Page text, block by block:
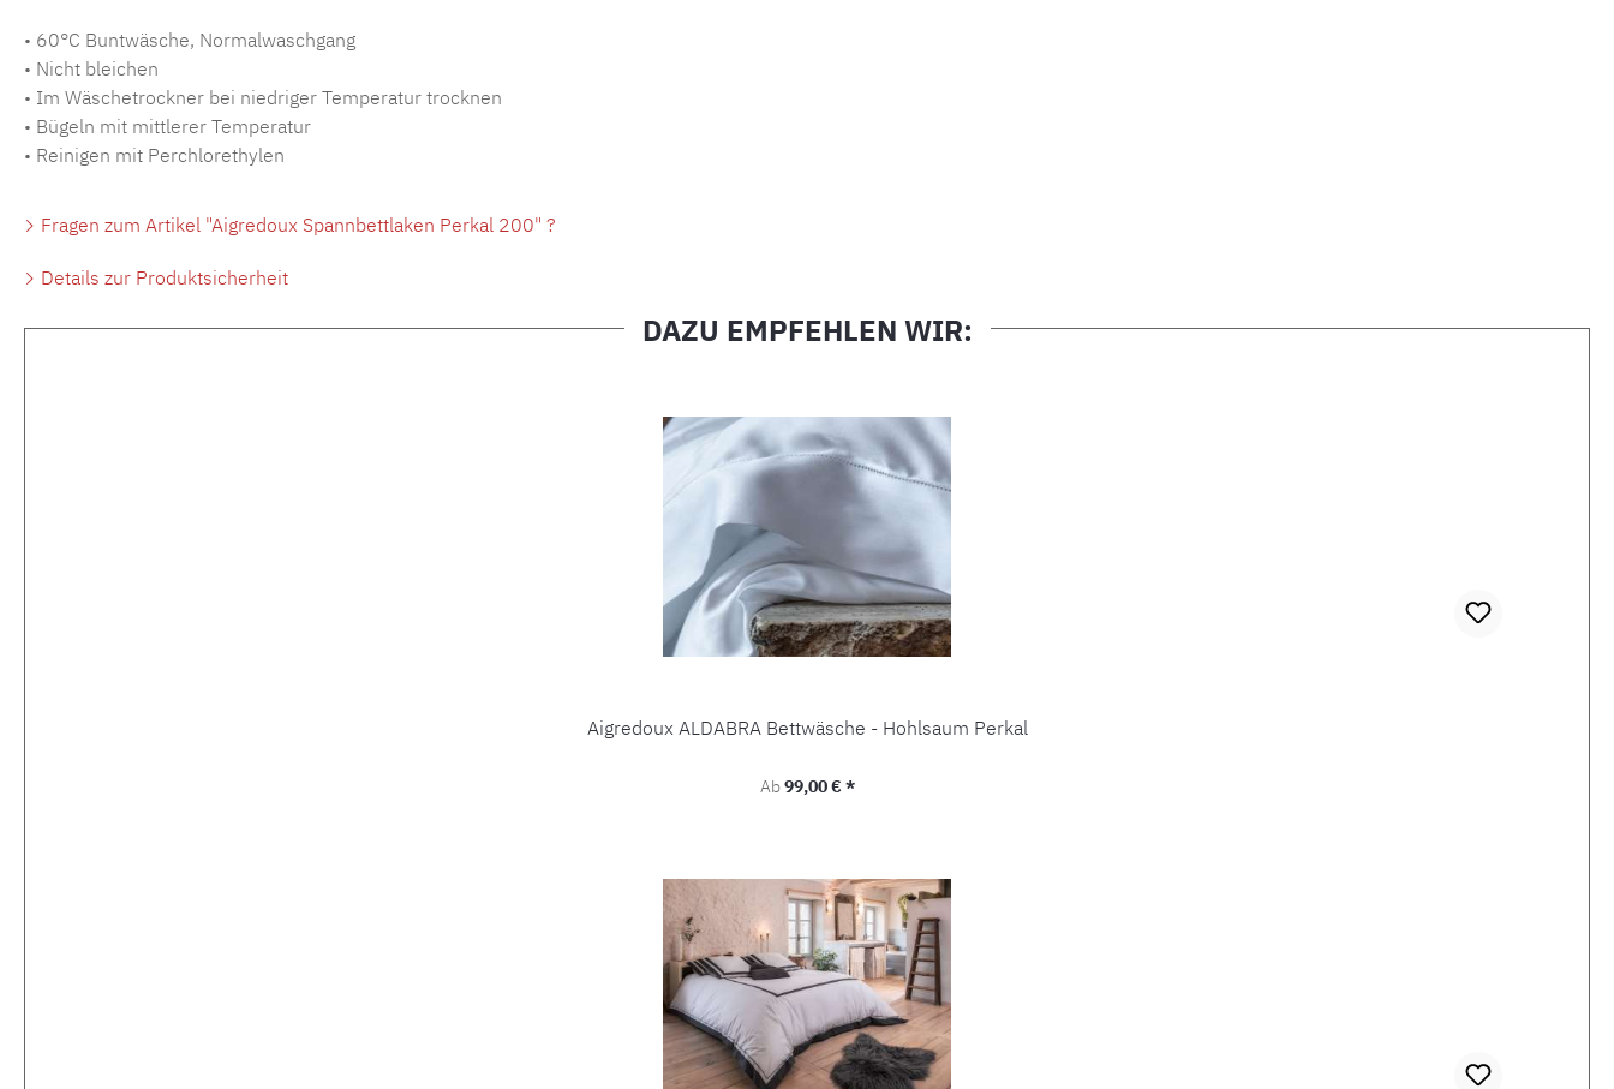
• 60°C Buntwäsche, Normalwaschgang
• Nicht bleichen
• Im Wäschetrockner bei niedriger Temperatur trocknen
• Bügeln mit mittlerer Temperatur
• Reinigen mit Perchlorethylen
Fragen zum Artikel "Aigredoux Spannbettlaken Perkal 200" ?
Details zur Produktsicherheit
DAZU EMPFEHLEN WIR:
Aigredoux ALDABRA Bettwäsche - Hohlsaum Perkal
Regulärer Preis:
Ab99,00 € *